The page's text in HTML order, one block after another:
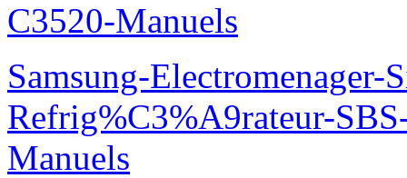
C3520-Manuels
Samsung-Electromenager-
Refrig%C3%A9rateur-
Manuels